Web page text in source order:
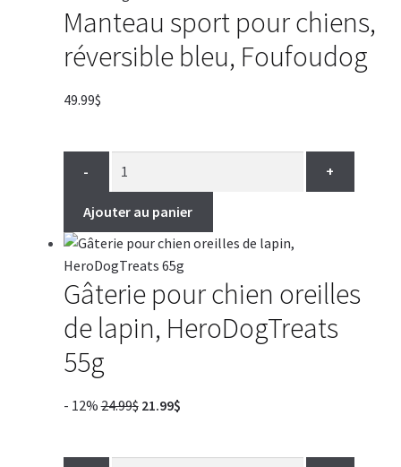
Manteau sport pour chiens,
réversible bleu, Foufoudog
49.99$
- +
Ajouter au panier
Gâterie pour chien oreilles
de lapin, HeroDogTreats
55g
- 12%24.99$ Le
21.99$Le